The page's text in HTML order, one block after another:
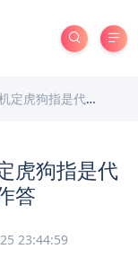
生肖，最佳成语释义作答
虎狗指是代
答
23:44:59